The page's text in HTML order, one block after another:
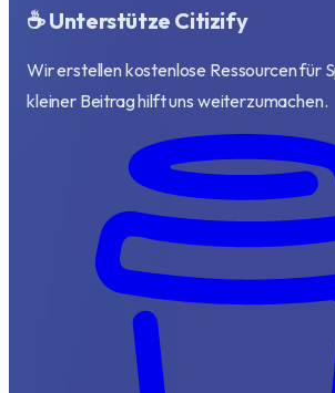
☕ Unterstütze Citizify
Wir erstellen kostenlose Ressourcen für
kleiner Beitrag hilft uns weiterzumachen.